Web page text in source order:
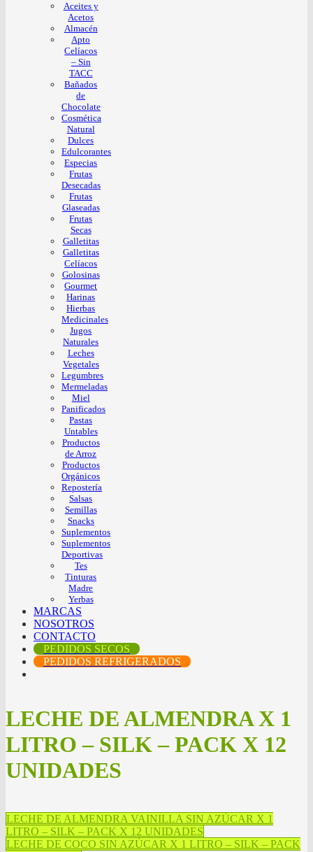
Aceites y
Acetos
Almacén
Apto
Celíacos
– Sin
TACC
Bañados
de
Chocolate
Cosmética
Natural
Dulces
Edulcorantes
Especias
Frutas
Desecadas
Frutas
Glaseadas
Frutas
Secas
Galletitas
Galletitas
Celíacos
Golosinas
Gourmet
Harinas
Hierbas
Medicinales
Jugos
Naturales
Leches
Vegetales
Legumbres
Mermeladas
Miel
Panificados
Pastas
Untables
Productos
de Arroz
Productos
Orgánicos
Repostería
Salsas
Semillas
Snacks
Suplementos
Suplementos
Deportivas
Tes
Tinturas
Madre
Yerbas
MARCAS
NOSOTROS
CONTACTO
PEDIDOS SECOS
PEDIDOS REFRIGERADOS
LECHE DE ALMENDRA X 1
LITRO – SILK – PACK X 12
UNIDADES
LECHE DE ALMENDRA VAINILLA SIN AZÚCAR X 1
LITRO – SILK – PACK X 12 UNIDADES
LECHE DE COCO SIN AZÚCAR X 1 LITRO – SILK – PACK